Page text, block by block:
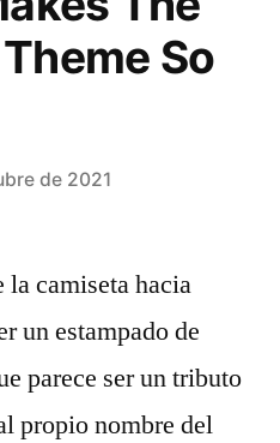
Theme So
de 2021
camiseta hacia
un estampado de
parece ser un tributo
propio nombre del